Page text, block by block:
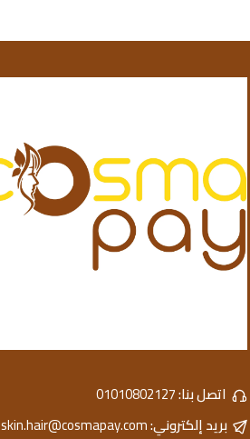
اتصل بنا:01010802127
بريد إلكتروني:skin.hair@cosmapay.com